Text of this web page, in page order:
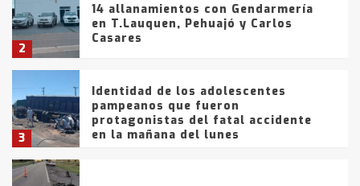
2
14 allanamientos con Gendarmería
en T.Lauquen, Pehuajó y Carlos
Casares
3
Identidad de los adolescentes
pampeanos que fueron
protagonistas del fatal accidente
en la mañana del lunes